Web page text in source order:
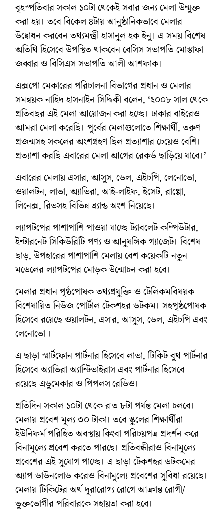
বৃহস্পতিবার সকাল ১০টা থেকেই সবার জন্য মেলা উম্মুক্ত
করা হয়। তবে বিকেল ৪টায় আনুষ্ঠানিকভাবে মেলার
উদ্বোধন করবেন তথ্যমন্ত্রী হাসানুল হক ইনু। এ সময় বিশেষ
অতিথি হিসেবে উপস্থিত থাকবেন বেসিস সভাপতি মোস্তাফা
জব্বার ও বিসিএস সভাপতি আলী আশফাক।
এক্সপো মেকারের পরিচালনা বিভাগের প্রধান ও মেলার
সমন্বয়ক নাহিদ হাসনাইন সিদ্দিকী বলেন, ‘২০০৮ সাল থেকে
প্রতিবছর এই মেলা আয়োজন করা হচ্ছে। ঢাকার বাইরেও
আমরা মেলা করেছি। পূর্বের মেলাগুলোতে শিক্ষার্থী, তরুণ
প্রজন্মসহ সকলের অংশগ্রহণ ছিল প্রত্যাশার চেয়েও বেশি।
প্রত্যাশা করছি এবারের মেলা আগের রেকর্ড ছাড়িয়ে যাবে।’
এবারের মেলায় এসার, আসুস, ডেল, এইচপি, লেনোভো,
ওয়ালটন, লাভা, অ্যাভিরা, আই-লাইফ, ইসেট, রাপ্পো,
লিনেক্স, রিভসহ বিভিন্ন ব্র্যান্ড অংশ নিয়েছে।
ল্যাপটপের পাশাপাশি পাওয়া যাচ্ছে ট্যাবলেট কম্পিউটার,
ইন্টারনেট সিকিউরিটি পণ্য ও আনুষঙ্গিক গ্যাজেট। বিশেষ
ছাড়, উপহারের পাশাপাশি মেলায় বেশ কয়েকটি নতুন
মডেলের ল্যাপটপের মোড়ক উন্মোচন করা হবে।
মেলার প্রধান পৃষ্ঠপোষক তথ্যপ্রযুক্তি ও টেলিকমবিষয়ক
বিশেষায়িত নিউজ পোর্টাল টেকশহর ডটকম। সহপৃষ্ঠপোষক
হিসেবে রয়েছে ওয়ালটন, এসার, আসুস, ডেল, এইচপি এবং
লেনোভো ।
এ ছাড়া স্মার্টফোন পার্টনার হিসেবে লাভা, টিকিট বুথ পার্টনার
হিসেবে অ্যাভিরা অ্যান্টিভাইরাস এবং পার্টনার হিসেবে
রয়েছে এডুমেকার ও পিপলস রেডিও।
প্রতিদিন সকাল ১০টা থেকে রাত ৮টা পর্যন্ত মেলা চলবে।
মেলায় প্রবেশ মূল্য ৩০ টাকা। তবে স্কুলের শিক্ষার্থীরা
ইউনিফর্ম পরিহিত অবস্থায় কিংবা পরিচয়পত্র প্রদর্শন করে
বিনামূল্যে প্রবেশ করতে পারছে। প্রতিবন্ধীরাও বিনামূল্যে
প্রবেশের এই সুযোগ পাচ্ছে। এ ছাড়া টেকশহর ডটকমের
অ্যাপ ডাউনলোড করেও বিনামূল্যে প্রবেশের সুবিধা রয়েছে।
মেলায় টিকিটের অর্থ দূরারোগ্য রোগে আক্রান্ত রোগী/
ভুক্তভোগীর পরিবারকে সহায়তা করা হবে।